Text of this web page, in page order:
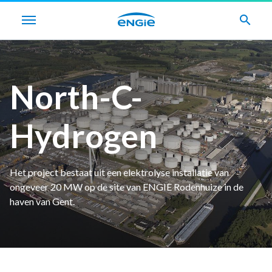
search
North-C-
Hydrogen
Het project bestaat uit een elektrolyse installatie van
ongeveer 20 MW op de site van ENGIE Rodenhuize in de
haven van Gent.